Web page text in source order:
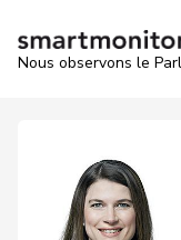
Nous observons le